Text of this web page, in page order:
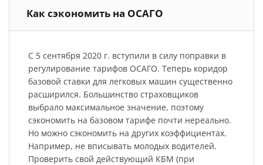
Как сэкономить на ОСАГО
С 5 сентября 2020 г. вступили в силу поправки в
регулирование тарифов ОСАГО. Теперь коридор
базовой ставки для легковых машин существенно
расширился. Большинство страховщиков
выбрало максимальное значение, поэтому
сэкономить на базовом тарифе почти нереально.
Но можно сэкономить на других коэффициентах.
Например, не вписывать молодых водителей.
Проверить свой действующий КБМ (при